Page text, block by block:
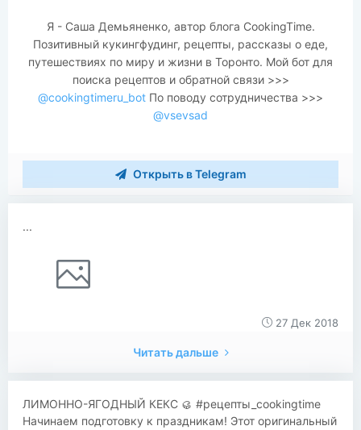
Я - Саша Демьяненко, автор блога CookingTime.
Позитивный кукингфудинг, рецепты, рассказы о еде,
путешествиях по миру и жизни в Торонто. Мой бот для
поиска рецептов и обратной связи >>>
@cookingtimeru_bot По поводу сотрудничества >>>
@vsevsad
Открыть в Telegram
...
27 Дек 2018
Читать дальше
ЛИМОННО-ЯГОДНЫЙ КЕКС 🥮 #рецепты_cookingtime
Начинаем подготовку к праздникам! Этот оригинальный